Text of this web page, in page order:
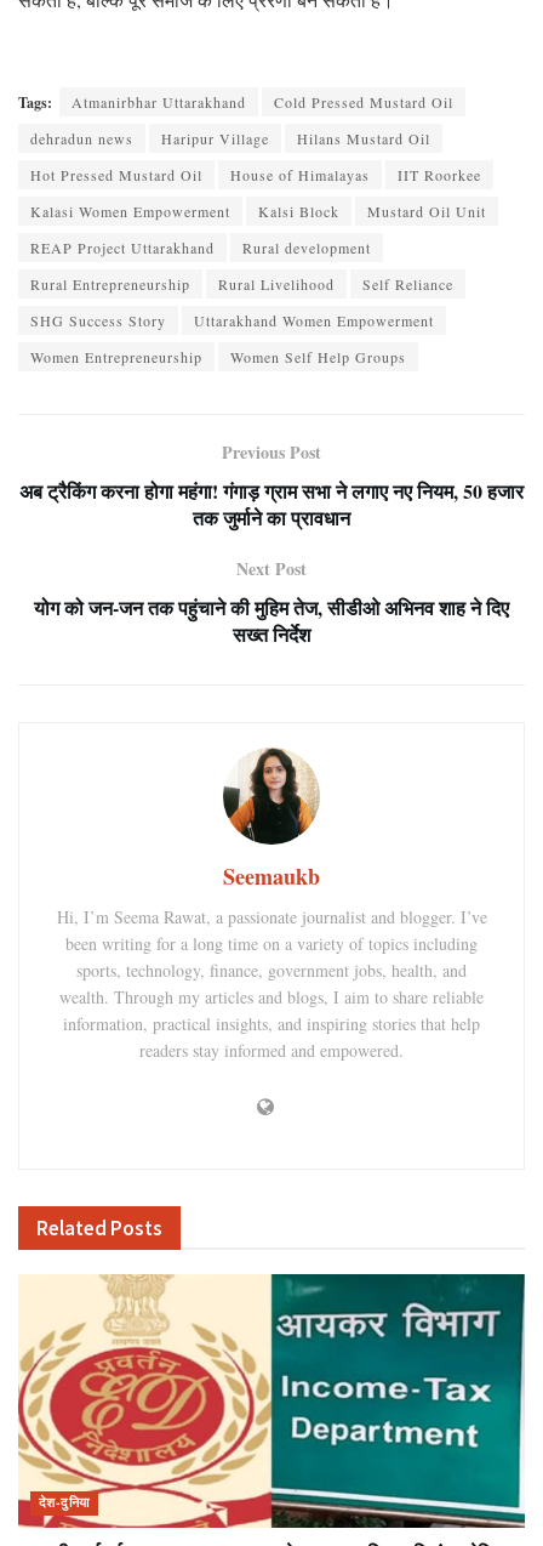
Tags: Atmanirbhar Uttarakhand
Cold Pressed Mustard Oil
dehradun news
Haripur Village
Hilans Mustard Oil
Hot Pressed Mustard Oil
House of Himalayas
IIT Roorkee
Kalasi Women Empowerment
Kalsi Block
Mustard Oil Unit
REAP Project Uttarakhand
Rural development
Rural Entrepreneurship
Rural Livelihood
Self Reliance
SHG Success Story
Uttarakhand Women Empowerment
Women Entrepreneurship
Women Self Help Groups
Previous Post
अब ट्रैकिंग करना होगा महंगा! गंगाड़ ग्राम सभा ने लगाए नए नियम, 50 हजार
तक जुर्माने का प्रावधान
Next Post
योग को जन-जन तक पहुंचाने की मुहिम तेज, सीडीओ अभिनव शाह ने दिए
सख्त निर्देश
Seemaukb
Hi, I’m Seema Rawat, a passionate journalist and blogger. I’ve
been writing for a long time on a variety of topics including
sports, technology, finance, government jobs, health, and
wealth. Through my articles and blogs, I aim to share reliable
information, practical insights, and inspiring stories that help
readers stay informed and empowered.
Related Posts
देश-दुनिया